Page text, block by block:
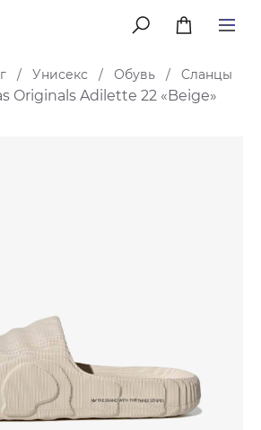
меню
/ Унисекс / Обувь /
Cланцы
Originals Adilette 22 «Beige»‎